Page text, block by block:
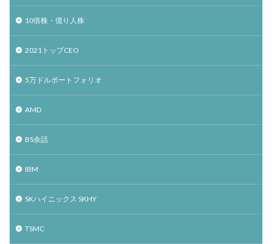
10倍株・億り人株
2021トップCEO
5万ドルポートフォリオ
AMD
BS余話
IBM
SKハイニックス SKHY
TSMC